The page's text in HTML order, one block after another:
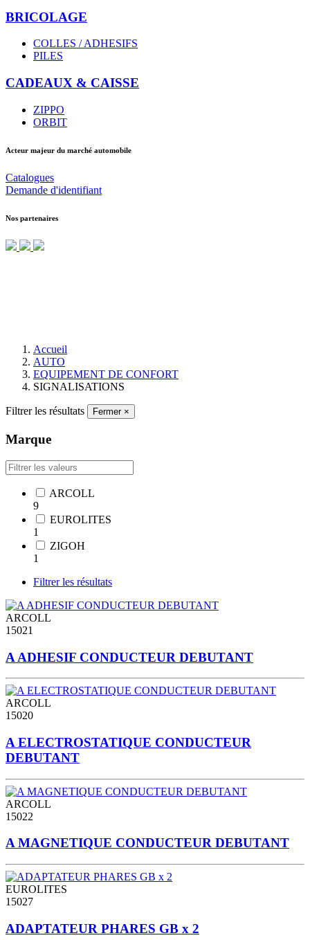
BRICOLAGE
COLLES / ADHESIFS
PILES
CADEAUX & CAISSE
ZIPPO
ORBIT
Acteur majeur du marché automobile
Catalogues
Demande d'identifiant
Nos partenaires
Accueil
AUTO
EQUIPEMENT DE CONFORT
SIGNALISATIONS
Filtrer les résultats Fermer ×
Marque
ARCOLL
9
EUROLITES
1
ZIGOH
1
Filtrer les résultats
ARCOLL
15021
A ADHESIF CONDUCTEUR DEBUTANT
ARCOLL
15020
A ELECTROSTATIQUE CONDUCTEUR
DEBUTANT
ARCOLL
15022
A MAGNETIQUE CONDUCTEUR DEBUTANT
EUROLITES
15027
ADAPTATEUR PHARES GB x 2